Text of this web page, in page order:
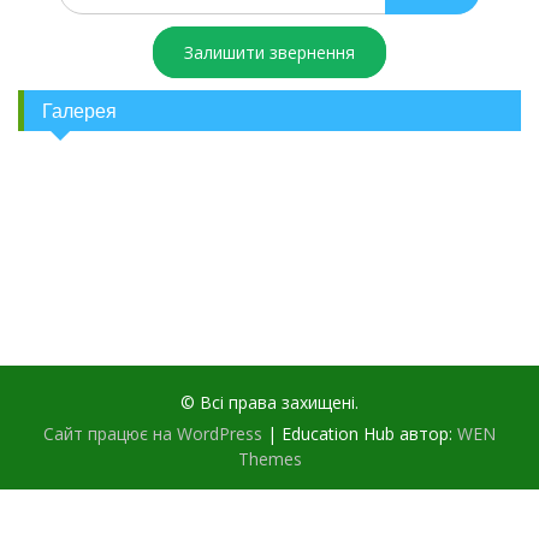
Залишити звернення
Галерея
© Всі права захищені.
Сайт працює на WordPress | Education Hub автор: WEN
Themes